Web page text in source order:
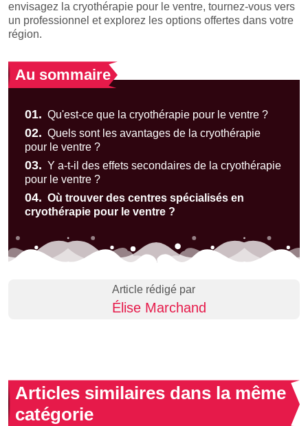
envisagez la cryothérapie pour le ventre, tournez-vous vers
un professionnel et explorez les options offertes dans votre
région.
Au sommaire
01. Qu'est-ce que la cryothérapie pour le ventre ?
02. Quels sont les avantages de la cryothérapie
pour le ventre ?
03. Y a-t-il des effets secondaires de la cryothérapie
pour le ventre ?
04. Où trouver des centres spécialisés en
cryothérapie pour le ventre ?
Article rédigé par
Élise Marchand
Articles similaires dans la même
catégorie